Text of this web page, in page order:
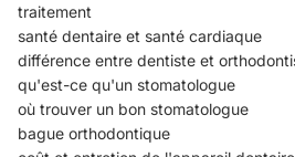
santé dentaire et santé cardiaque
différence entre dentiste et
qu'est-ce qu'un stomatologue
où trouver un bon stomatologue
bague orthodontique